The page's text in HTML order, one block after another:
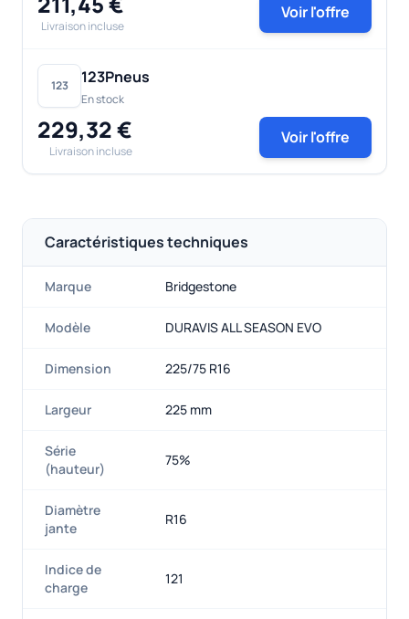
Livraison incluse
Voir l'offre
123 123Pneus
En stock
229,32 €
Livraison incluse
Voir l'offre
Caractéristiques techniques
Marque Bridgestone
Modèle DURAVIS ALL SEASON EVO
Dimension 225/75 R16
Largeur 225 mm
Série
(hauteur)
75%
Diamètre
jante
R16
Indice de
charge
121